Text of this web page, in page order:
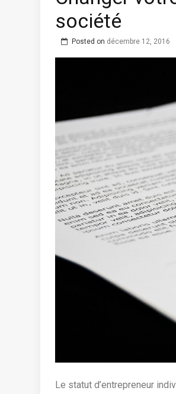
société
Posted on décembre 12, 2016
Le statut d’entrepreneur